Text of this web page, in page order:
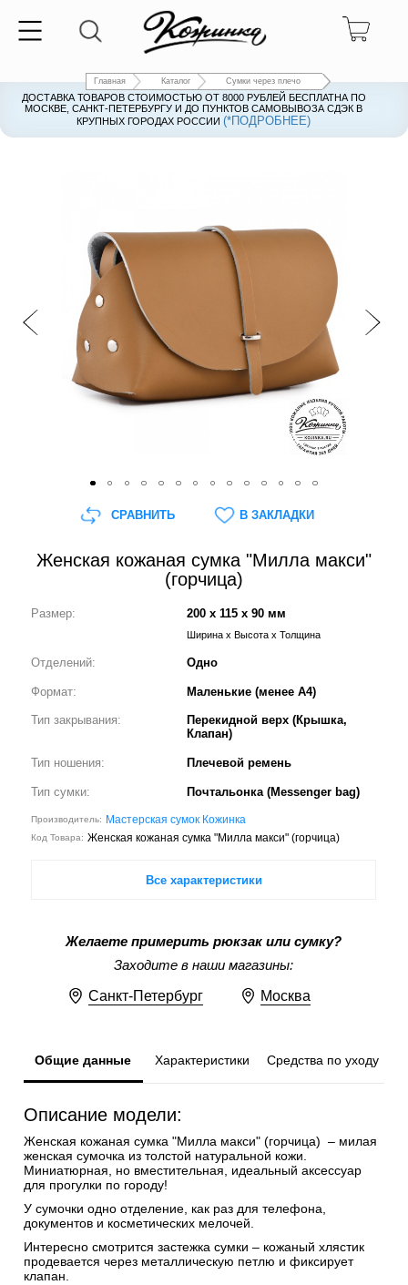
Главная Каталог Сумки через плечо
ДОСТАВКА ТОВАРОВ СТОИМОСТЬЮ ОТ 8000 РУБЛЕЙ БЕСПЛАТНА ПО
МОСКВЕ, САНКТ-ПЕТЕРБУРГУ И ДО ПУНКТОВ САМОВЫВОЗА СДЭК В
КРУПНЫХ ГОРОДАХ РОССИИ(*ПОДРОБНЕЕ)
ДОСТАВКА ТОВАРОВ СТОИМОСТЬЮ ОТ 8000 РУБЛЕЙ БЕСПЛАТНА ПО
МОСКВЕ, САНКТ-ПЕТЕРБУРГУ И ДО ПУНКТОВ САМОВЫВОЗА СДЭК В
КРУПНЫХ ГОРОДАХ РОССИИ(*ПОДРОБНЕЕ)
Женская кожаная сумка "Милла макси"
(горчица)
Размер: 200 x 115 x 90 мм
Ширина x Высота x Толщина
Отделений: Одно
Формат: Маленькие (менее А4)
Тип закрывания:
Перекидной верх (Крышка,
Клапан)
Тип ношения: Плечевой ремень
Тип сумки: Почтальонка (Messenger bag)
Производитель: Мастерская сумок Кожинка
Код Товара: Женская кожаная сумка "Милла макси" (горчица)
Все характеристики
Желаете примерить рюкзак или сумку?
Заходите в наши магазины:
Санкт-Петербург Москва
СРАВНИТЬ В ЗАКЛАДКИ
Общие данные Характеристики Средства по уходу
Описание модели:
Женская кожаная сумка "Милла макси" (горчица) – милая
женская сумочка из толстой натуральной кожи.
Миниатюрная, но вместительная, идеальный аксессуар
для прогулки по городу!
У сумочки одно отделение, как раз для телефона,
документов и косметических мелочей.
Интересно смотрится застежка сумки – кожаный хлястик
продевается через металлическую петлю и фиксирует
клапан.